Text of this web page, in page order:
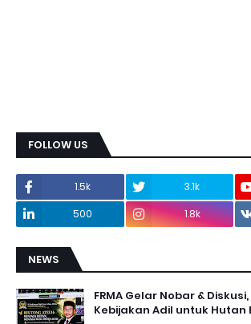
FOLLOW US
1.5k 3.1k
500
1.8k
NEWS
FRMA Gelar Nobar &
Kebijakan Adil untuk Hutan